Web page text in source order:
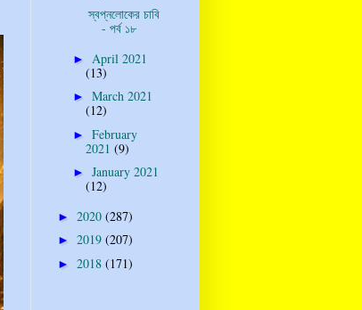
স্বপ্নলোকের চাবি
- পর্ব ১৮
► April 2021
(13)
► March 2021
(12)
► February
2021 (9)
► January 2021
(12)
► 2020 (287)
► 2019 (207)
► 2018 (171)